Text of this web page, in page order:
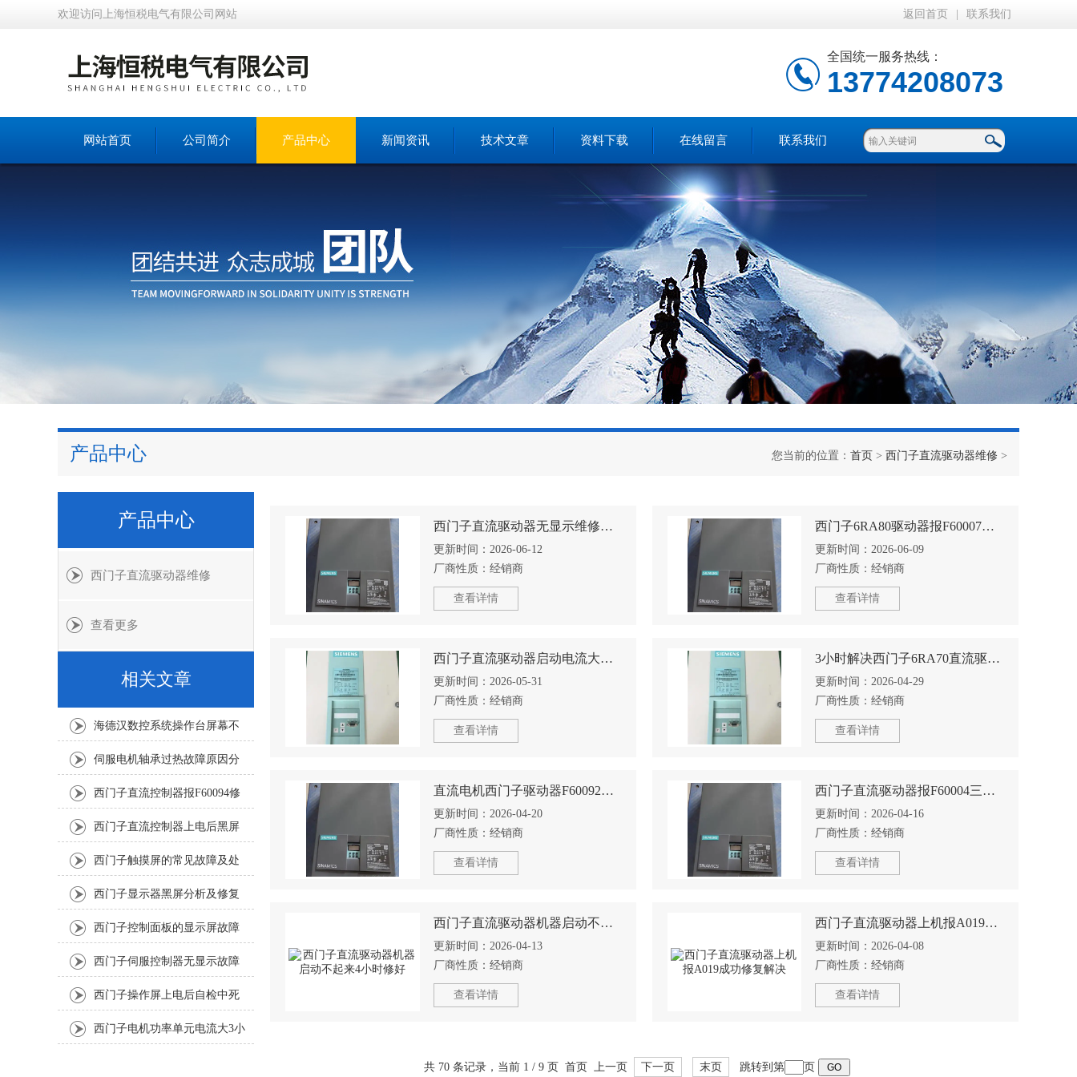
欢迎访问上海恒税电气有限公司网站 返回首页 联系我们
全国统一服务热线：
13774208073
网站首页 公司简介 产品中心 新闻资讯 技术文章 资料下载 在线留言 联系我们
产品中心 您当前的位置： 首页 > 西门子直流驱动器维修 >
产品中心
西门子直流驱动器维修
查看更多
相关文章
海德汉数控系统操作台屏幕不
亮问题的解决方案
伺服电机轴承过热故障原因分
析
西门子直流控制器报F60094修
复排除方法
西门子直流控制器上电后黑屏
成功修复好
西门子触摸屏的常见故障及处
理
西门子显示器黑屏分析及修复
西门子控制面板的显示屏故障
如何排查和修复？
西门子伺服控制器无显示故障
分析
西门子操作屏上电后自检中死
机故障分析
西门子电机功率单元电流大3小
西门子直流驱动器无显示维修小妙招
更新时间： 2026-06-12
厂商性质： 经销商
查看详情
西门子6RA80驱动器报F60007分析及维修方法
更新时间：2026-06-09
厂商性质：经销商
查看详情
西门子直流驱动器启动电流大维修方法总结
更新时间： 2026-05-31
厂商性质： 经销商
查看详情
3小时解决西门子6RA70直流驱动器启动烧保险修好
更新时间：2026-04-29
厂商性质：经销商
查看详情
直流电机西门子驱动器F60092过18年技术修理
更新时间： 2026-04-20
厂商性质： 经销商
查看详情
西门子直流驱动器报F60004三小时修复解决
更新时间：2026-04-16
厂商性质：经销商
查看详情
西门子直流驱动器机器启动不起来4小时修好
更新时间： 2026-04-13
厂商性质： 经销商
查看详情
西门子直流驱动器上机报A019成功修复解决
更新时间：2026-04-08
厂商性质：经销商
查看详情
共 70 条记录，当前 1 / 9 页 首页 上一页 下一页 末页 跳转到第 页